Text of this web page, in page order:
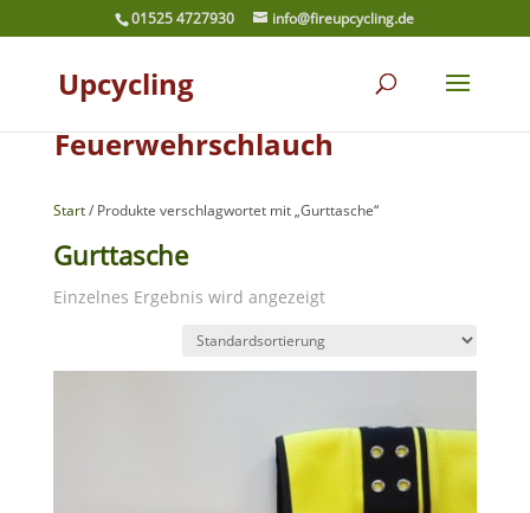
01525 4727930 info@fireupcycling.de
Upcycling
Feuerwehrschlauch
Start/ Produkte verschlagwortet mit „Gurttasche“
Gurttasche
Einzelnes Ergebnis wird angezeigt